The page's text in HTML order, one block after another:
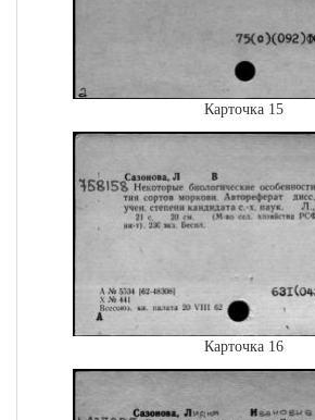
Карточка 15
Карточка 16